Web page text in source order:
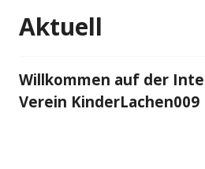
Aktuell
Willkommen auf der
Verein KinderLachen009